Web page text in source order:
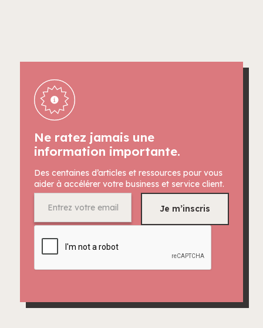
Ne ratez jamais une
information importante.
Des centaines d’articles et ressources pour vous
aider à accélérer votre business et service client.